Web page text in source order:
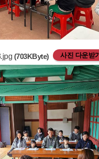
(703KByte) 사진 다운받기